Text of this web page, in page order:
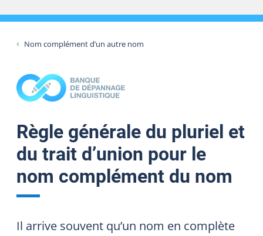
Nom complément d’un autre nom
Règle générale du pluriel et
du trait d’union pour le
nom complément du nom
Il arrive souvent qu’un nom en complète